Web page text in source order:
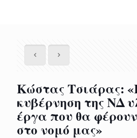
Κώστας Τσιάρας:
κυβέρνηση της ΝΔ
έργα που θα
στο νομό μας»